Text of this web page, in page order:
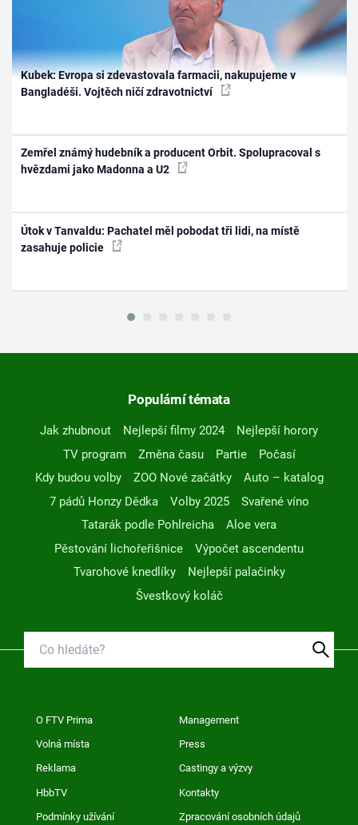
Kubek: Evropa si zdevastovala farmacii, nakupujeme v
Bangladéši. Vojtěch ničí zdravotnictví
Zemřel známý hudebník a producent Orbit. Spolupracoval s
hvězdami jako Madonna a U2
Útok v Tanvaldu: Pachatel měl pobodat tři lidi, na místě
zasahuje policie
Populární témata
Jak zhubnout Nejlepší filmy 2024
Nejlepší horory
TV program
Změna času Partie
Počasí
Kdy budou volby
ZOO Nové začátky
Auto – katalog
7 pádů Honzy Dědka
Volby 2025
Svařené víno
Tatarák podle Pohlreicha
Aloe vera
Pěstování lichořeřišnice
Výpočet ascendentu
Tvarohové knedlíky
Nejlepší palačinky
Švestkový koláč
O FTV Prima Management
Volná místa Press
Reklama Castingy a výzvy
HbbTV Kontakty
Podmínky užívání Zpracování osobních údajů